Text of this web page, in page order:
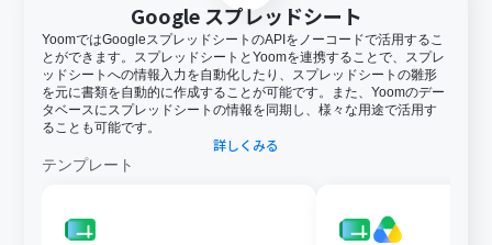
Google スプレッドシート
YoomではGoogleスプレッドシートのAPIをノーコードで活用するこ
とができます。スプレッドシートとYoomを連携することで、スプレ
ッドシートへの情報入力を自動化したり、スプレッドシートの雛形
を元に書類を自動的に作成することが可能です。また、Yoomのデー
タベースにスプレッドシートの情報を同期し、様々な用途で活用す
ることも可能です。
詳しくみる
テンプレート